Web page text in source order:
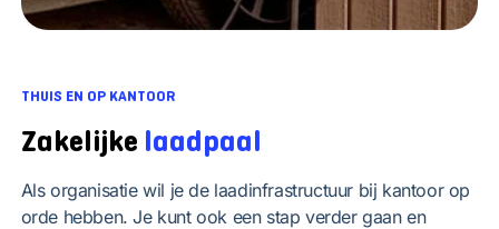
THUIS EN OP KANTOOR
Zakelijke laadpaal
Als organisatie wil je de laadinfrastructuur bij kantoor op
orde hebben. Je kunt ook een stap verder gaan en